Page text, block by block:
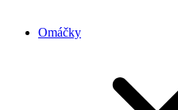
Omáčky